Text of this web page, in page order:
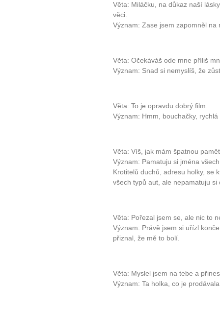
Věta: Miláčku, na důkaz naší
věci.
Význam: Zase jsem zapomněl na
Věta: Očekáváš ode mne příliš
Význam: Snad si nemyslíš, že
Věta: To je opravdu dobrý film.
Význam: Hmm, bouchačky,
Věta: Víš, jak mám špatnou
Význam: Pamatuju si jména
Krotitelů duchů, adresu holky, se
všech typů aut, ale nepamatuju
Věta: Pořezal jsem se, ale nic to
Význam: Právě jsem si uřízl
přiznal, že mě to bolí.
Věta: Myslel jsem na tebe a
Význam: Ta holka, co je